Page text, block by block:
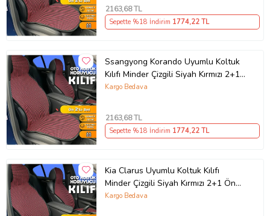
2163,68 TL
Sepette %18 İndirim 1774,22 TL
Ssangyong Korando Uyumlu Koltuk
Kılıfı Minder Çizgili Siyah Kırmızı 2+1
Ön Arka Set
Kargo Bedava
2163,68 TL
Sepette %18 İndirim 1774,22 TL
Kia Clarus Uyumlu Koltuk Kılıfı
Minder Çizgili Siyah Kırmızı 2+1 Ön
Arka Set
Kargo Bedava